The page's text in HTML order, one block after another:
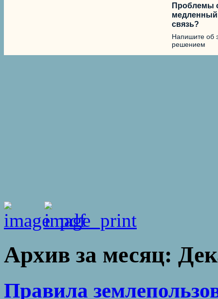
Проблемы
медленный
связь?
Напишите об
решением
Архив за месяц:
Правила